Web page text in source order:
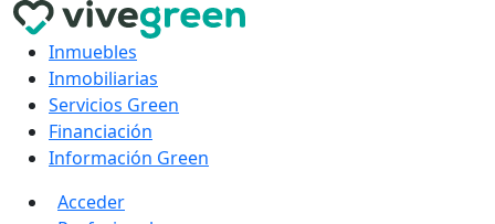
Inmuebles
Inmobiliarias
Servicios Green
Financiación
Información Green
Acceder